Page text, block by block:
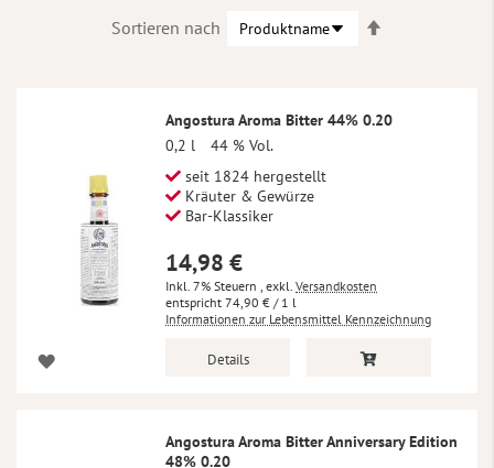
Sortieren nach
Angostura Aroma Bitter 44% 0.20
0,2 l
44 % Vol.
seit 1824 hergestellt
Kräuter & Gewürze
Bar-Klassiker
14,98 €
Inkl. 7% Steuern exkl. Versandkosten
74,90 € / 1 l
Informationen zur Lebensmittel Kennzeichnung
Details
Angostura Aroma Bitter Anniversary Edition
48% 0.20